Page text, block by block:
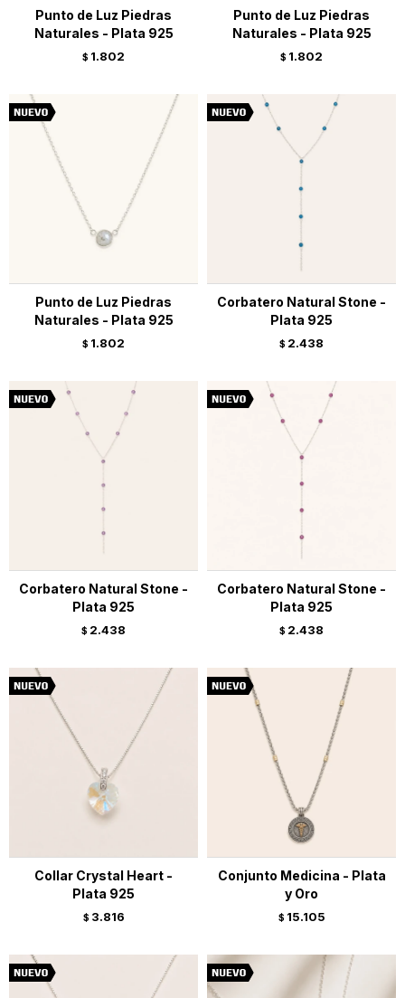
Punto de Luz Piedras
Naturales - Plata 925
$ 1.802
Punto de Luz Piedras
Naturales - Plata 925
$ 1.802
Punto de Luz Piedras
Naturales - Plata 925
$ 1.802
Corbatero Natural Stone -
Plata 925
$ 2.438
Corbatero Natural Stone -
Plata 925
$ 2.438
Corbatero Natural Stone -
Plata 925
$ 2.438
Collar Crystal Heart -
Plata 925
$ 3.816
Conjunto Medicina - Plata
y Oro
$ 15.105